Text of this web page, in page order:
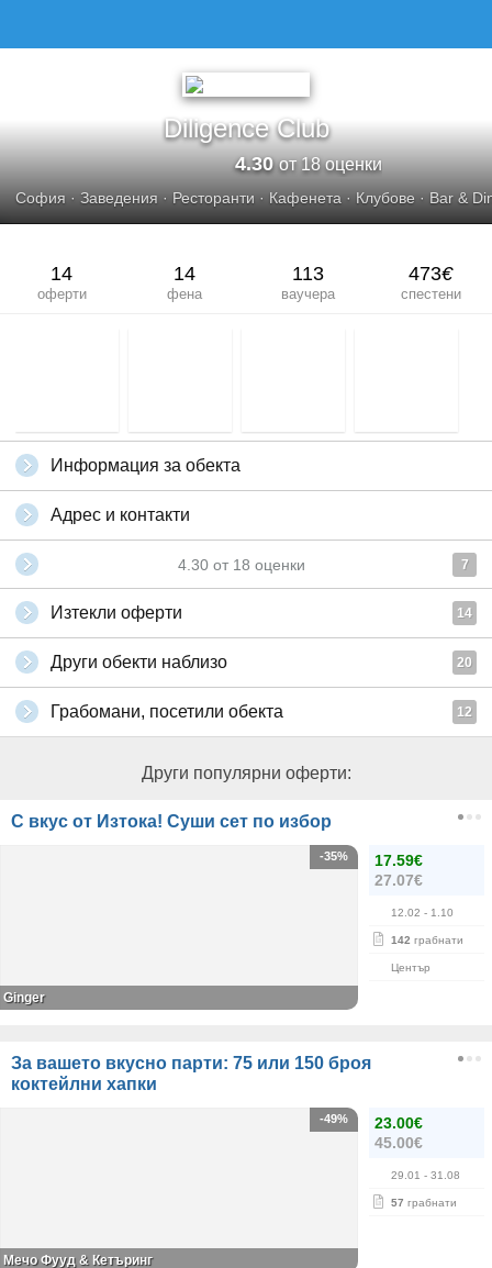
Diligence Club
4.30от 18 оценки
София · Заведения · Ресторанти · Кафенета · Клубове · Bar &
14
оферти
14
фена
113
ваучера
473€
спестени
Информация за обекта
Адрес и контакти
4.30 от 18 оценки 7
Изтекли оферти 14
Други обекти наблизо 20
Грабомани, посетили обекта 12
Други популярни оферти:
С вкус от Изтока! Суши сет по избор
17.59€
27.07€
12.02 - 1.10
142 грабнати
Център
-35%
Ginger
За вашето вкусно парти: 75 или 150 броя
коктейлни хапки
23.00€
45.00€
29.01 - 31.08
57 грабнати
-49%
Мечо Фууд & Кетъринг